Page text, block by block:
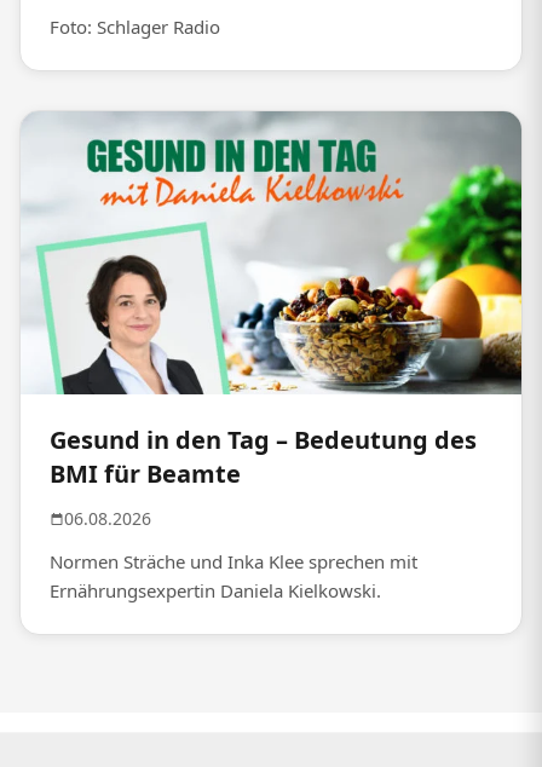
Foto: Schlager Radio
Gesund in den Tag – Bedeutung des
BMI für Beamte
06.08.2026
Normen Sträche und Inka Klee sprechen mit
Ernährungsexpertin Daniela Kielkowski.